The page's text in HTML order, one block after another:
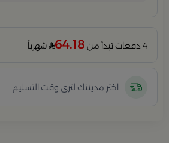
4 دفعات تبدأ من 64.18 شهرياً
اختر مدينتك لترى وقت التسليم